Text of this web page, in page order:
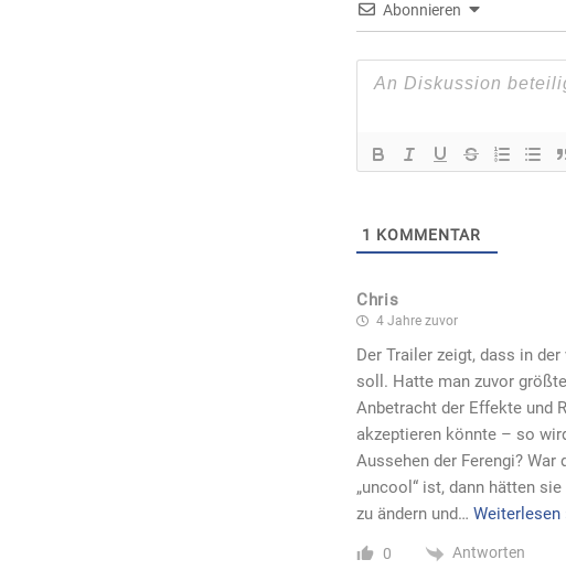
Abonnieren
1 KOMMENTAR
Chris
4 Jahre zuvor
Der Trailer zeigt, dass in
soll. Hatte man zuvor
Anbetracht der Effekte und
akzeptieren könnte – so
Aussehen der Ferengi?
„uncool“ ist, dann hätten
zu ändern und… Weiterlesen
0 Antworten